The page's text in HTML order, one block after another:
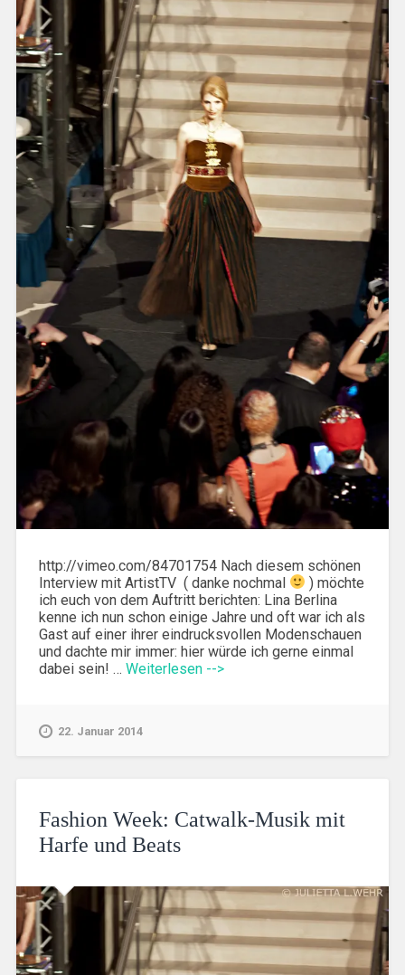
http://vimeo.com/84701754 Nach diesem schönen
Interview mit ArtistTV ( danke nochmal
) möchte
ich euch von dem Auftritt berichten: Lina Berlina
kenne ich nun schon einige Jahre und oft war ich als
Gast auf einer ihrer eindrucksvollen Modenschauen
und dachte mir immer: hier würde ich gerne einmal
dabei sein! … Weiterlesen -->
22. Januar 2014
Fashion Week: Catwalk-Musik mit
Harfe und Beats